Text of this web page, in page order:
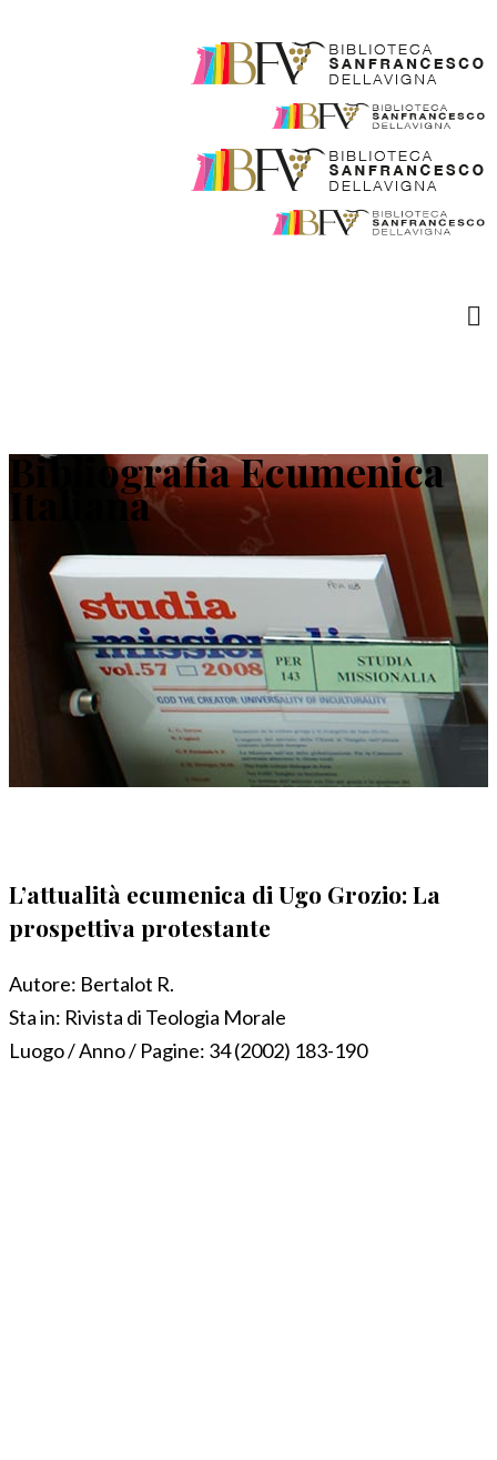
Bibliografia Ecumenica
Italiana
L’attualità ecumenica di Ugo Grozio: La
prospettiva protestante
Autore: Bertalot R.
Sta in: Rivista di Teologia Morale
Luogo / Anno / Pagine: 34 (2002) 183-190